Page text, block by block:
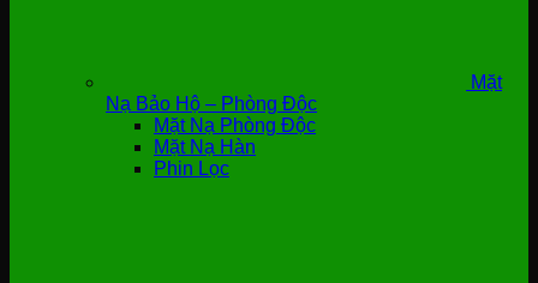
Mặt
Nạ Bảo Hộ – Phòng Độc
Mặt Nạ Phòng Độc
Mặt Nạ Hàn
Phin Lọc